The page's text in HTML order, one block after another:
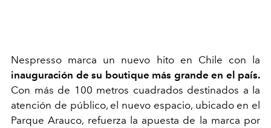
Nespresso marca un nuevo hito en Chile con la
inauguración de su boutique más grande en el país.
Con más de 100 metros cuadrados destinados a la
atención de público, el nuevo espacio, ubicado en el
Parque Arauco, refuerza la apuesta de la marca por